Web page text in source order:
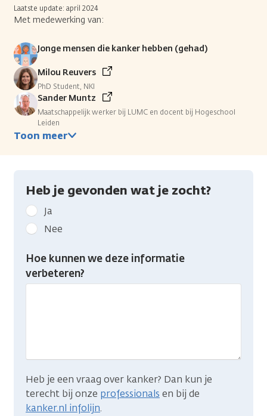
Laatste update: april 2024
Met medewerking van:
Jonge mensen die kanker hebben (gehad)
Milou Reuvers
PhD Student, NKI
Sander Muntz
Maatschappelijk werker bij LUMC en docent bij Hogeschool
Leiden
Toon meer
Heb je gevonden wat je zocht?
Geef
kanker.nl
feedback:
Heb
gevonden
Ja
Nee
Hoe kunnen we deze informatie
verbeteren?
Heb je een vraag over kanker? Dan kun je
terecht bij onze professionals en bij de
kanker.nl infolijn.